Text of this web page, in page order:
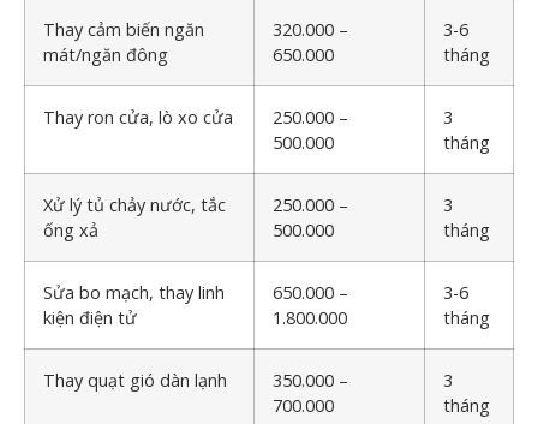
Thay cảm biến ngăn
mát/ngăn đông
320.000 –
650.000
3-6
tháng
Thay ron cửa, lò xo cửa
250.000 –
500.000
3
tháng
Xử lý tủ chảy nước, tắc
ống xả
250.000 –
500.000
3
tháng
Sửa bo mạch, thay linh
kiện điện tử
650.000 –
1.800.000
3-6
tháng
Thay quạt gió dàn lạnh
350.000 –
700.000
3
tháng